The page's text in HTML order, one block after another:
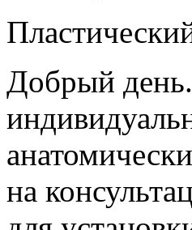
Добрый день.
на